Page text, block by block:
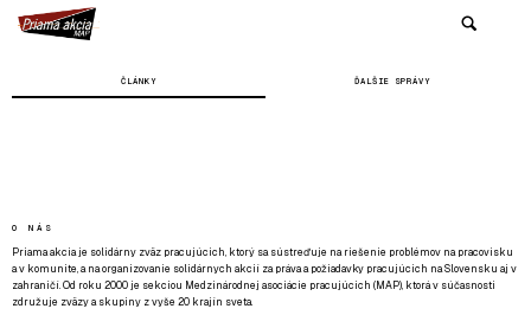
ČLÁNKY ĎALŠIE SPRÁVY
O NÁS
Priama akcia je solidárny zväz pracujúcich, ktorý sa sústreďuje na riešenie problémov na pracovisku
a v komunite, a na organizovanie solidárnych akcií za práva a požiadavky pracujúcich na Slovensku aj v
zahraničí. Od roku 2000 je sekciou Medzinárodnej asociácie pracujúcich (MAP), ktorá v súčasnosti
združuje zväzy a skupiny z vyše 20 krajín sveta.